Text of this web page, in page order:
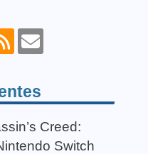
Creed:
Switch